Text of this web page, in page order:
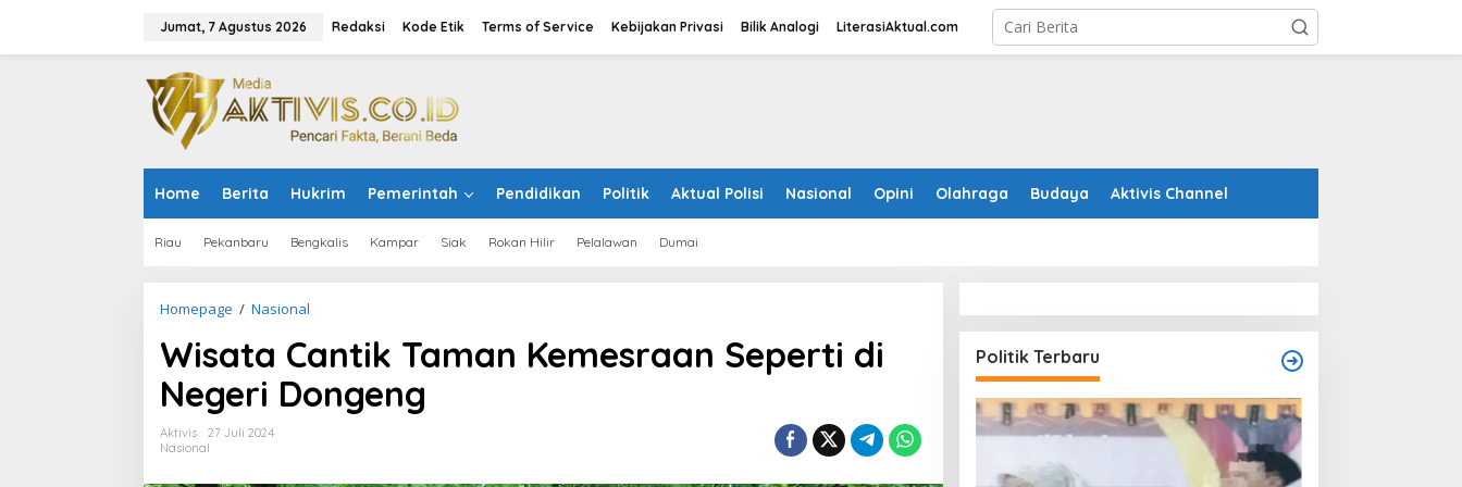
Jumat, 7 Agustus 2026 Redaksi Kode Etik Terms of Service Kebijakan Privasi Bilik Analogi LiterasiAktual.com
Home Berita Hukrim Pemerintah Pendidikan Politik Aktual Polisi Nasional Opini Olahraga Budaya Aktivis Channel
Riau Pekanbaru Bengkalis Kampar Siak Rokan Hilir Pelalawan Dumai
Homepage / Nasional
s
a
t
a
Wisata Cantik Taman Kemesraan Seperti di
Negeri Dongeng
Aktivis
27 Juli 2024
Nasional
Politik Terbaru